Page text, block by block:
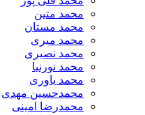
محمد متین
محمد مستان
محمد میری
محمد نصیری
محمد نورنیا
محمد یاوری
محمدحسین مهدی
محمدرضا امینی